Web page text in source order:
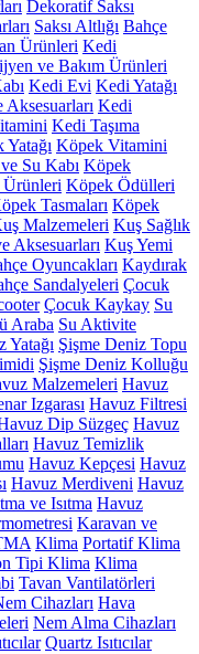
Dekoratif Saksı
Saksı Altlığı Bahçe
Ürünleri Kedi
ve Bakım Ürünleri
Kedi Evi Kedi Yatağı
Kedi
Kedi Taşıma
Köpek Vitamini
Su Kabı Köpek
Ürünleri Köpek Ödülleri
Tasmaları Köpek
Malzemeleri Kuş Sağlık
Aksesuarları Kuş Yemi
Oyuncakları Kaydırak
Sandalyeleri Çocuk
Çocuk Kaykay Su
Araba Su Aktivite
Yatağı Şişme Deniz Topu
Şişme Deniz Kolluğu
Malzemeleri Havuz
Izgarası Havuz Filtresi
Dip Süzgeç Havuz
Havuz Temizlik
Havuz Kepçesi Havuz
Havuz Merdiveni Havuz
ve Isıtma Havuz
Karavan ve
Klima Portatif Klima
Tipi Klima Klima
Tavan Vantilatörleri
Cihazları Hava
Nem Alma Cihazları
Quartz Isıtıcılar